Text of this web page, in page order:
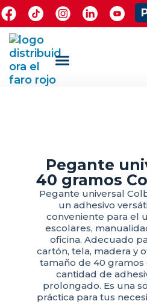
Pegante
40 gramos
Pegante universal
un adhesivo
conveniente para el
escolares,
oficina. Adecuado
cartón, tela, madera y
tamaño de 40
cantidad de
prolongado. Es una
práctica para tus